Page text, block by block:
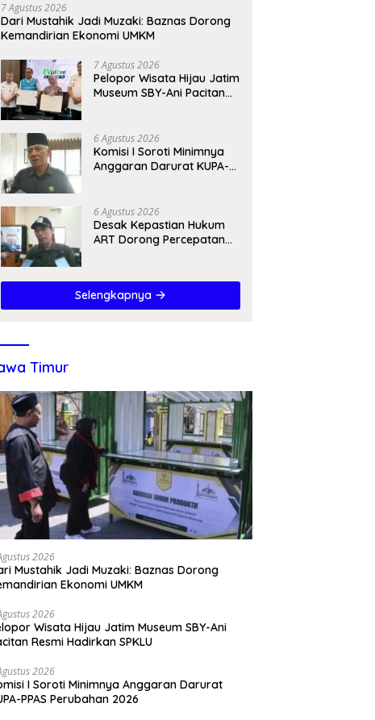
7 Agustus 2026
Dari Mustahik Jadi Muzaki: Baznas Dorong
Kemandirian Ekonomi UMKM
7 Agustus 2026
Pelopor Wisata Hijau Jatim
Museum SBY-Ani Pacitan
6 Agustus 2026
Komisi I Soroti Minimnya
Anggaran Darurat KUPA-
6 Agustus 2026
Desak Kepastian Hukum
ART Dorong Percepatan
Selengkapnya
Timur
2026
Mustahik Jadi Muzaki: Baznas Dorong
Ekonomi UMKM
2026
Wisata Hijau Jatim Museum SBY-Ani
Resmi Hadirkan SPKLU
2026
I Soroti Minimnya Anggaran Darurat
PPAS Perubahan 2026